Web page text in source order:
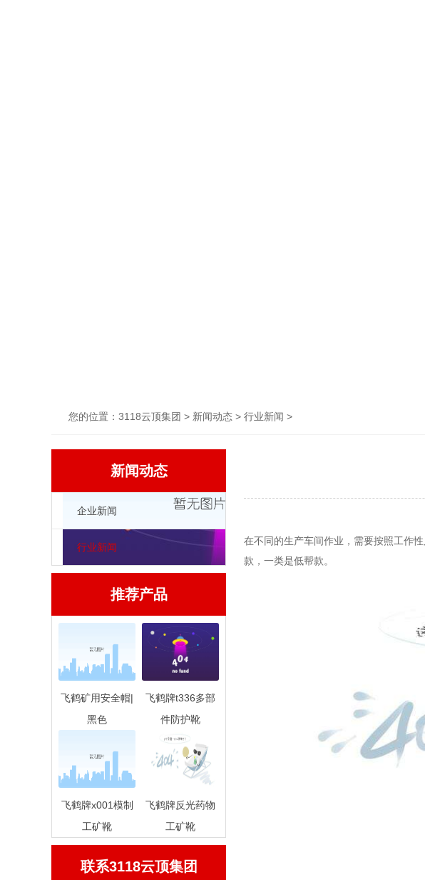
您的位置： 3118云顶集团 > 新闻动态 > 行业新闻 >
新闻动态
企业新闻
行业新闻
推荐产品
飞鹤矿用安全帽|
黑色
飞鹤牌t336多部
件防护靴
飞鹤牌x001模制
工矿靴
飞鹤牌反光药物
工矿靴
联系3118云顶集团
在不同的生产车间作业，需要按照工作
款，一类是低帮款。